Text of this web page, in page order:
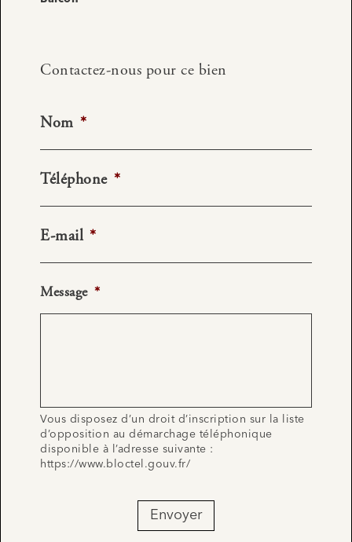
Contactez-nous pour ce bien
Nom *
Téléphone *
E-mail *
Message *
Vous disposez d’un droit d’inscription sur la liste
d’opposition au démarchage téléphonique
disponible à l’adresse suivante :
https://www.bloctel.gouv.fr/
Envoyer